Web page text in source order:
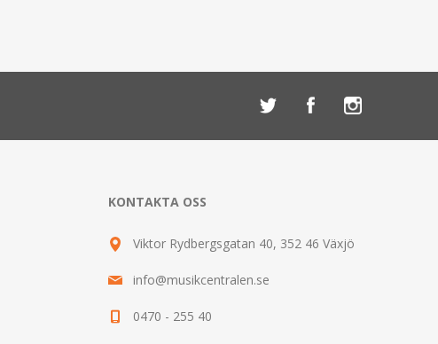
KONTAKTA OSS
Viktor Rydbergsgatan 40, 352 46 Växjö
info@musikcentralen.se
0470 - 255 40